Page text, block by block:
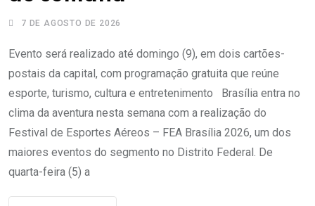
7 DE AGOSTO DE 2026
Evento será realizado até domingo (9), em dois cartões-
postais da capital, com programação gratuita que reúne
esporte, turismo, cultura e entretenimento Brasília entra no
clima da aventura nesta semana com a realização do
Festival de Esportes Aéreos – FEA Brasília 2026, um dos
maiores eventos do segmento no Distrito Federal. De
quarta-feira (5) a